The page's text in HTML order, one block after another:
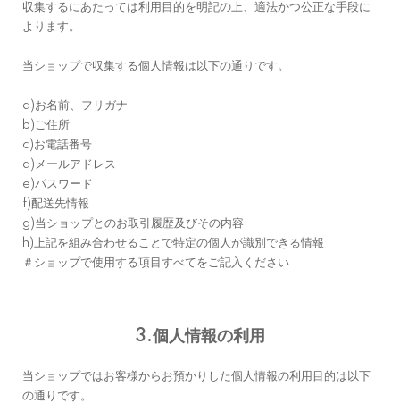
収集するにあたっては利用目的を明記の上、適法かつ公正な手段に
よります。
当ショップで収集する個人情報は以下の通りです。
a)お名前、フリガナ
b)ご住所
c)お電話番号
d)メールアドレス
e)パスワード
f)配送先情報
g)当ショップとのお取引履歴及びその内容
h)上記を組み合わせることで特定の個人が識別できる情報
＃ショップで使用する項目すべてをご記入ください
3.個人情報の利用
当ショップではお客様からお預かりした個人情報の利用目的は以下
の通りです。